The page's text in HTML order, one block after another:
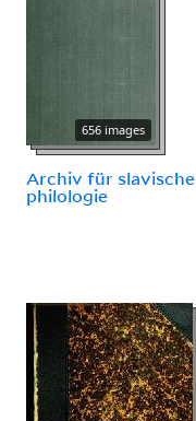
656 images
Archiv für slavische
philologie